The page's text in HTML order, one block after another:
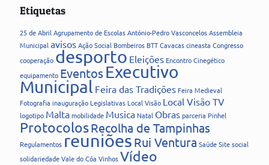
Etiquetas
25 de Abril Agrupamento de EscolasAntónio-Pedro VasconcelosAssembleia
Municipal avisosAção Social Bombeiros BTTCavacascineasta Congresso
cooperação desporto Eleições Encontro Cinegético
equipamento Eventos Executivo
Municipal Feira das Tradições Feira Medieval
Fotografia inauguração Legislativas Local Visão Local Visão TV
logotipo Maltamobilidade Musica Natal Obrasparceria Pinhel
ProtocolosRecolha de Tampinhas
Regulamentos reuniões Rui Ventura SaúdeSitesocial
solidariedadeVale do Côa VinhosVídeo